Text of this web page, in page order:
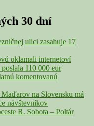
30 dní
ulici zasahuje 17
oklamali internetoví
110 000 eur
komentovanú
na Slovensku má
návštevníkov
R. Sobota – Poltár